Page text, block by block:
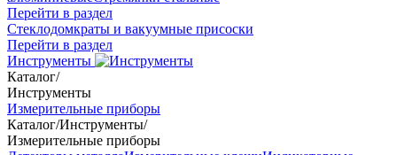
Перейти в раздел
Стеклодомкраты и вакуумные присоски
Перейти в раздел
Инструменты
Каталог/
Инструменты
Измерительные приборы
Каталог/Инструменты/
Измерительные приборы